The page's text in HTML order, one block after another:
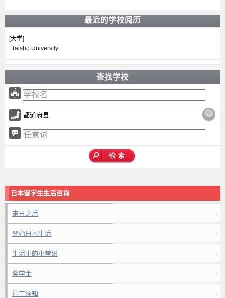
最近的学校阅历
[大学]
Taisho University
查找学校
都道府县
日本留学生生活咨询
来日之后
開始日本生活
生活中的小常识
奖学金
打工须知